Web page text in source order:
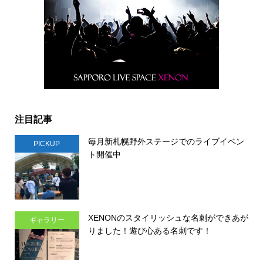
注目記事
PICKUP
毎月新札幌野外ステージでのライブイベン
ト開催中
ギャラリー
XENONのスタイリッシュな名刺ができあが
りました！遊び心ある名刺です！